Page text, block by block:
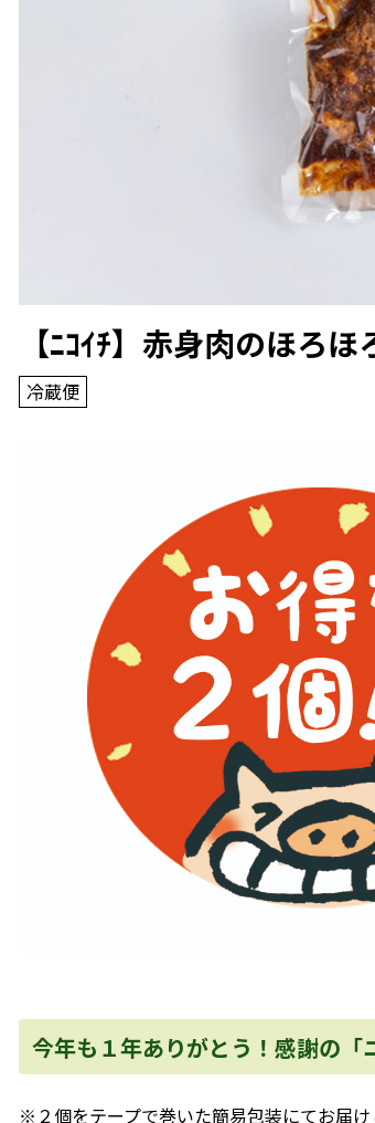
【ﾆｺｲﾁ】赤身肉のほろほ
冷蔵便
今年も１年ありがとう！感謝の「
※２個をテープで巻いた簡易包装にてお届け